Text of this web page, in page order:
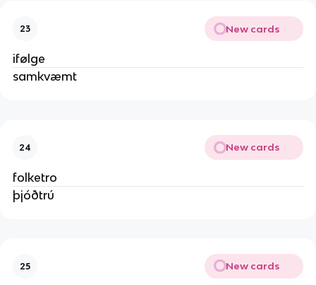
23 New cards
ifølge
samkvæmt
24 New cards
folketro
þjóðtrú
25 New cards